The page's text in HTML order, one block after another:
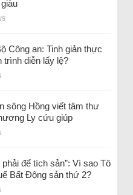
Công an: Tinh giản thực
trình diễn lấy lệ?
sông Hồng viết tâm thư
Ly cứu giúp
để tích sản”: Vì sao Tô
Bất Động sản thứ 2?